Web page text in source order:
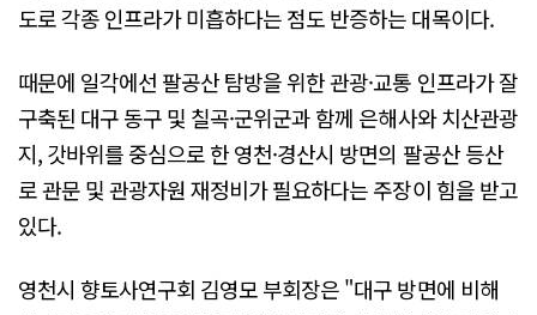
도로 각종 인프라가 미흡하다는 점도 반증하는 대목이다.
때문에 일각에선 팔공산 탐방을 위한 관광·교통 인프라가 잘
구축된 대구 동구 및 칠곡·군위군과 함께 은해사와 치산관광
지, 갓바위를 중심으로 한 영천·경산시 방면의 팔공산 등산
로 관문 및 관광자원 재정비가 필요하다는 주장이 힘을 받고
있다.
영천시 향토사연구회 김영모 부회장은 "대구 방면에 비해